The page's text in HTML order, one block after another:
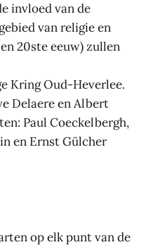
invloed van de
van religie en
20ste eeuw) zullen
Kring Oud-Heverlee.
Delaere en Albert
Paul Coeckelbergh,
en Ernst Gülcher
op elk punt van de